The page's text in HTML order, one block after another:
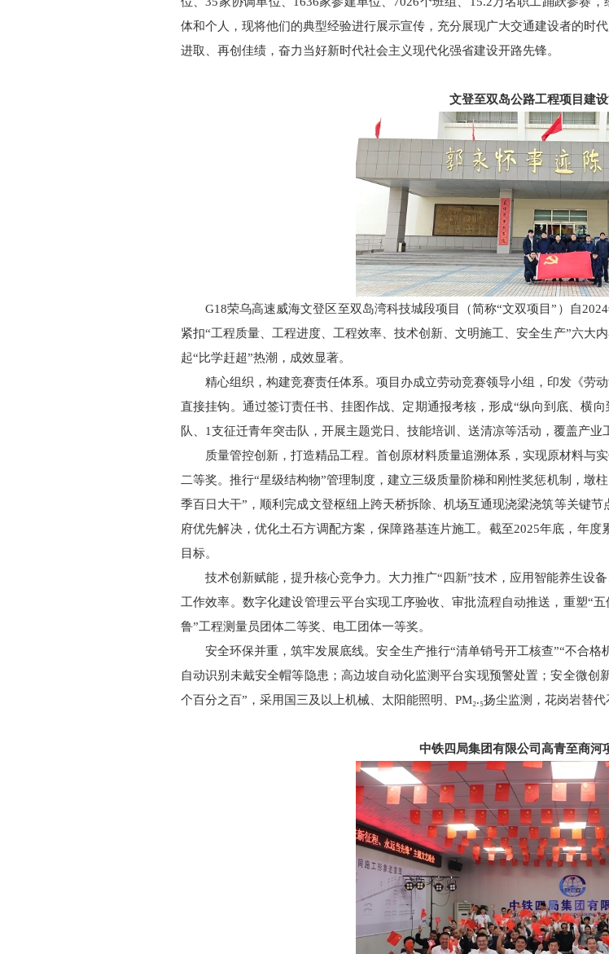
体和个人，现将他们的典型经验进行展示宣传，充分展现广大交通建设者的时
进取、再创佳绩，奋力当好新时代社会主义现代化强省建设开路先锋。
文登至双岛公路工程项目建
G18荣乌高速威海文登区至双岛湾科技城段项目（简称“文双项目”）自
紧扣“工程质量、工程进度、工程效率、技术创新、文明施工、安全生产”六大
起“比学赶超”热潮，成效显著。
精心组织，构建竞赛责任体系。项目办成立劳动竞赛领导小组，印发《劳
直接挂钩。通过签订责任书、挂图作战、定期通报考核，形成“纵向到底、横
队、1支征迁青年突击队，开展主题党日、技能培训、送清凉等活动，覆盖产业
质量管控创新，打造精品工程。首创原材料质量追溯体系，实现原材料与
二等奖。推行“星级结构物”管理制度，建立三级质量阶梯和刚性奖惩机制，墩
季百日大干”，顺利完成文登枢纽上跨天桥拆除、机场互通现浇梁浇筑等关键
府优先解决，优化土石方调配方案，保障路基连片施工。截至2025年底，年
目标。
技术创新赋能，提升核心竞争力。大力推广“四新”技术，应用智能养生设
工作效率。数字化建设管理云平台实现工序验收、审批流程自动推送，重塑“
鲁”工程测量员团体二等奖、电工团体一等奖。
安全环保并重，筑牢发展底线。安全生产推行“清单销号开工核查”“不合格
自动识别未戴安全帽等隐患；高边坡自动化监测平台实现预警处置；安全微创
个百分之百”，采用国三及以上机械、太阳能照明、PM₂.₅扬尘监测，花岗岩替
中铁四局集团有限公司高青至商河